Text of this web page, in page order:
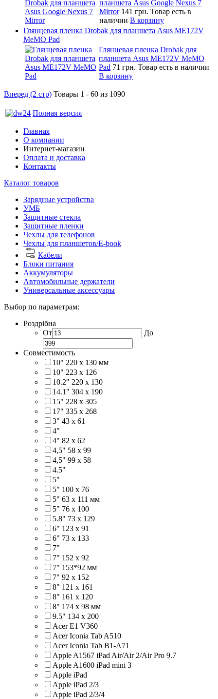
планшета Asus Google Nexus 7
Mirror 141 грн. Товар есть в
наличии В корзину
Глянцевая пленка Drobak для планшета Asus ME172V
MeMO Pad
Глянцевая пленка Drobak для
планшета Asus ME172V MeMO
Pad 71 грн. Товар есть в наличии
В корзину
Вперед (2 стр) Товары 1 - 60 из 1090
Полная версия
Главная
О компании
Интернет-магазин
Оплата и доставка
Контакты
Каталог товаров
Зарядные устройства
УМБ
Защитные стекла
Защитные пленки
Чехлы для телефонов
Чехлы для планшетов/E-book
Кабели
Блоки питания
Аккумуляторы
Автомобильные держатели
Универсальные аксессуары
Выбор по параметрам:
Роздрібна
От
До
Совместимость
10" 220 x 130 мм
10" 223 x 126
10.2" 220 x 130
14.1" 304 х 190
15" 228 x 305
17" 335 х 268
3" 43 x 61
4"
4" 82 x 62
4,5" 58 х 99
4,5" 99 x 58
4.5"
5"
5" 100 x 76
5" 63 x 111 мм
5" 76 х 100
5.8" 73 x 129
6" 123 х 91
6" 73 х 133
7"
7" 152 x 92
7" 153*92 мм
7" 92 х 152
8" 121 х 161
8" 161 х 120
8" 174 x 98 мм
9.5" 134 x 200
Acer E1 V360
Acer Iconia Tab A510
Acer Iconia Tab B1-A71
Apple A1567 iPad Air/Air 2/Air Pro 9.7
Apple A1600 iPad mini 3
Apple iPad
Apple iPad 2/3
Apple iPad 2/3/4